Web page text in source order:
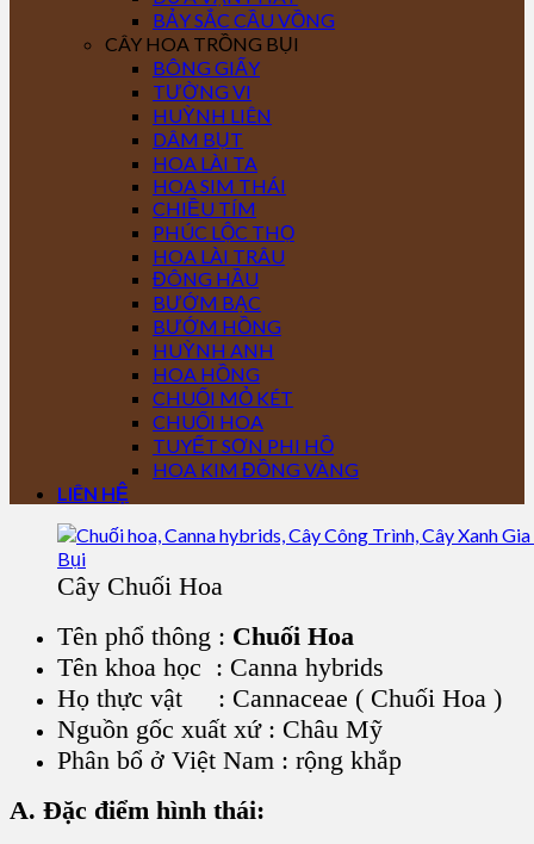
BẢY SẮC CẦU VỒNG
CÂY HOA TRỒNG BỤI
BÔNG GIẤY
TƯỜNG VI
HUỲNH LIÊN
DÂM BỤT
HOA LÀI TA
HOA SIM THÁI
CHIỀU TÍM
PHÚC LỘC THỌ
HOA LÀI TRÂU
ĐÔNG HẦU
BƯỚM BẠC
BƯỚM HỒNG
HUỲNH ANH
HOA HỒNG
CHUỐI MỎ KÉT
CHUỐI HOA
TUYẾT SƠN PHI HỒ
HOA KIM ĐỒNG VÀNG
LIÊN HỆ
Cây Chuối Hoa
Tên phổ thông : Chuối Hoa
Tên khoa học : Canna hybrids
Họ thực vật : Cannaceae ( Chuối Hoa )
Nguồn gốc xuất xứ : Châu Mỹ
Phân bổ ở Việt Nam : rộng khắp
A. Đặc điểm hình thái: